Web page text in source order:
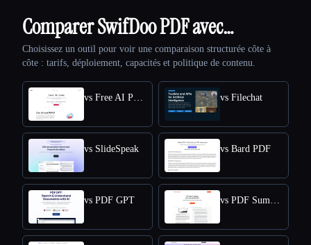
Comparer SwifDoo PDF avec…
Choisissez un outil pour voir une comparaison structurée côte à
côte : tarifs, déploiement, capacités et politique de contenu.
vs Filechat
vs SlideSpeak vs Bard PDF
vs PDF GPT